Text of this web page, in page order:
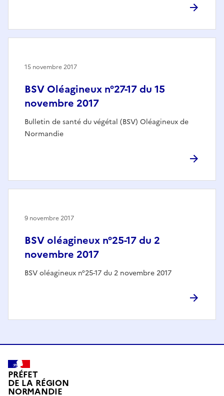
BSV Oléagineux n°27-17 du 15
novembre 2017
Bulletin de santé du végétal (BSV) Oléagineux de
Normandie
15 novembre 2017
BSV oléagineux n°25-17 du 2
novembre 2017
BSV oléagineux n°25-17 du 2 novembre 2017
9 novembre 2017
PRÉFET
DE LA RÉGION
NORMANDIE